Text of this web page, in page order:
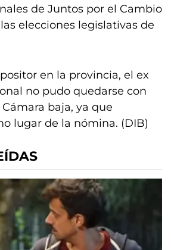
de Juntos por el Cambio
elecciones legislativas de
en la provincia, el ex
no pudo quedarse con
baja, ya que
lugar de la nómina. (DIB)